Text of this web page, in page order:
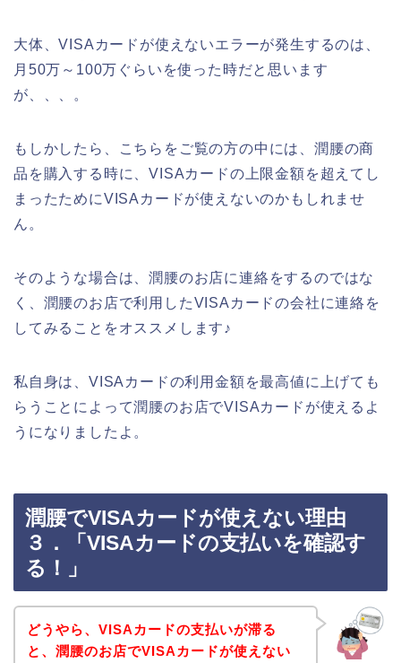
大体、VISAカードが使えないエラーが発生するのは、
月50万～100万ぐらいを使った時だと思います
が、、、。
もしかしたら、こちらをご覧の方の中には、潤腰の商
品を購入する時に、VISAカードの上限金額を超えてし
まったためにVISAカードが使えないのかもしれませ
ん。
そのような場合は、潤腰のお店に連絡をするのではな
く、潤腰のお店で利用したVISAカードの会社に連絡を
してみることをオススメします♪
私自身は、VISAカードの利用金額を最高値に上げても
らうことによって潤腰のお店でVISAカードが使えるよ
うになりましたよ。
潤腰でVISAカードが使えない理由
３．「VISAカードの支払いを確認す
る！」
どうやら、VISAカードの支払いが滞る
と、潤腰のお店でVISAカードが使えない